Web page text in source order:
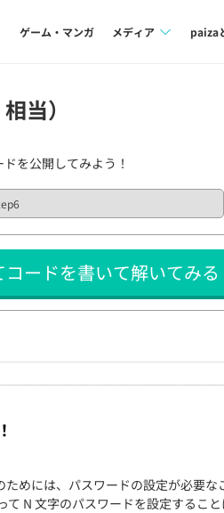
覧
ゲーム・マンガ メディア paiza
当）
を公開してみよう！
コードを書いて解いてみる
めには、パスワードの設定が必要な
N 文字のパスワードを設定すること